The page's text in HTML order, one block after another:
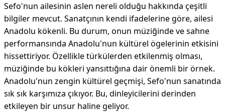
Sefo'nun ailesinin aslen nereli olduğu hakkında çeşitli
bilgiler mevcut. Sanatçının kendi ifadelerine göre, ailesi
Anadolu kökenli. Bu durum, onun müziğinde ve sahne
performansında Anadolu'nun kültürel ögelerinin etkisini
hissettiriyor. Özellikle türkülerden etkilenmiş olması,
müziğinde bu kökleri yansıttığına dair önemli bir örnek.
Anadolu'nun zengin kültürel geçmişi, Sefo'nun sanatında
sık sık karşımıza çıkıyor. Bu, dinleyicilerini derinden
etkileyen bir unsur haline geliyor.